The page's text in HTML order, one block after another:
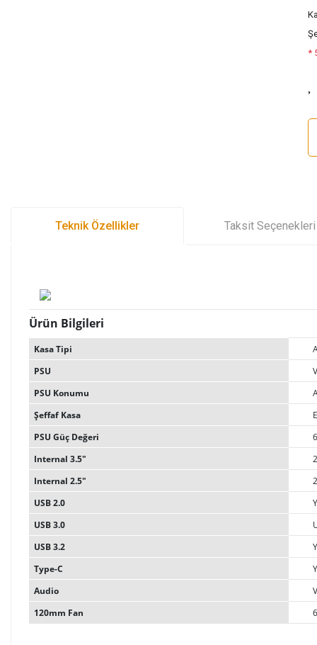
*
Teknik Özellikler Taksit Seçenekleri
Ürün Bilgileri
Kasa Tipi
PSU
PSU Konumu
Şeffaf Kasa
PSU Güç Değeri
Internal 3.5"
2
Internal 2.5"
2
USB 2.0
USB 3.0
USB 3.2
Type-C
Audio
120mm Fan
6